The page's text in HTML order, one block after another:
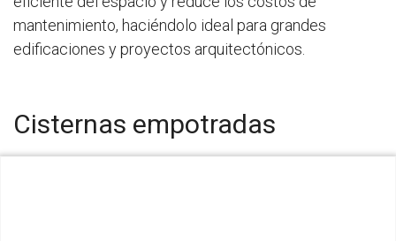
mantenimiento, haciéndolo ideal para grandes
edificaciones y proyectos arquitectónicos.
Cisternas empotradas